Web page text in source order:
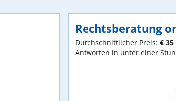
Rechtsberatung
Durchschnittlicher Preis: € 35
Antworten in unter einer